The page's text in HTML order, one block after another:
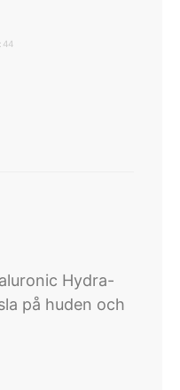
Hydra-
på huden och